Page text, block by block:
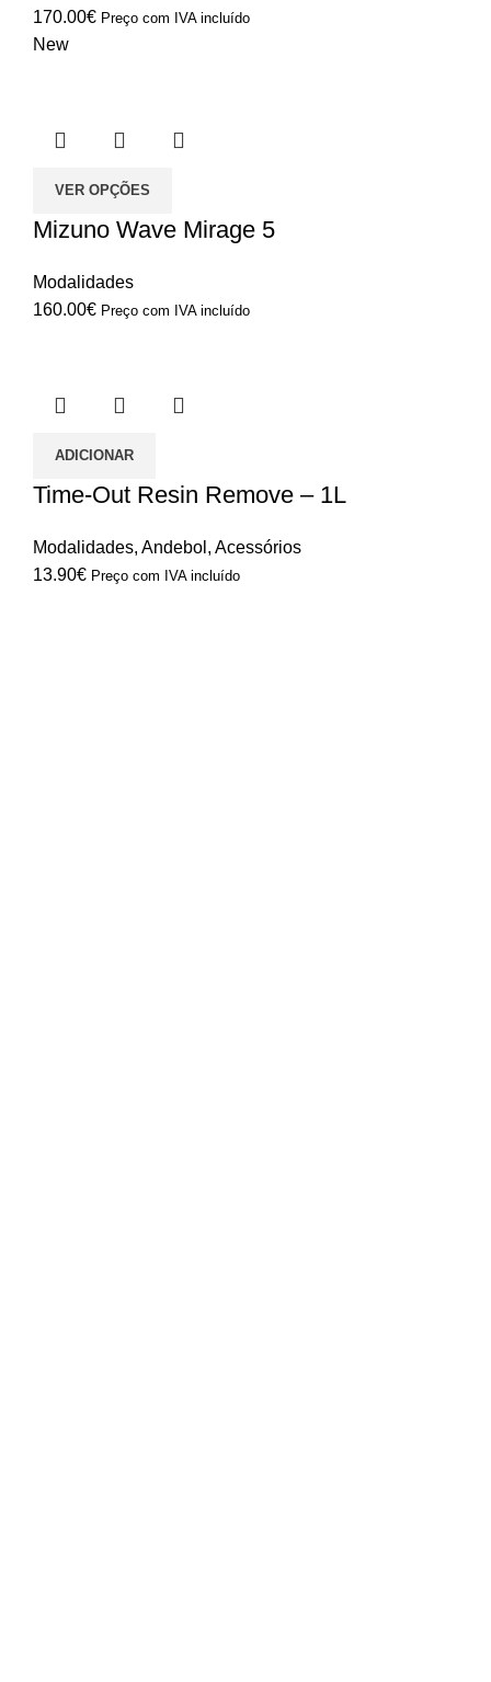
170.00€ Preço com IVA incluído
New
VER OPÇÕES
Mizuno Wave Mirage 5
Modalidades
160.00€ Preço com IVA incluído
ADICIONAR
Time-Out Resin Remove – 1L
Modalidades, Andebol , Acessórios
13.90€ Preço com IVA incluído